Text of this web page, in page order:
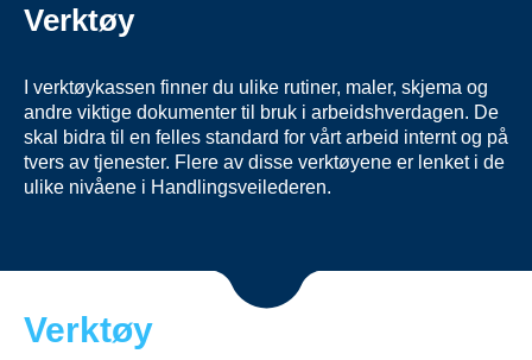
Verktøy
I verktøykassen finner du ulike rutiner, maler, skjema og
andre viktige dokumenter til bruk i arbeidshverdagen. De
skal bidra til en felles standard for vårt arbeid internt og på
tvers av tjenester. Flere av disse verktøyene er lenket i de
ulike nivåene i Handlingsveilederen.
Verktøy